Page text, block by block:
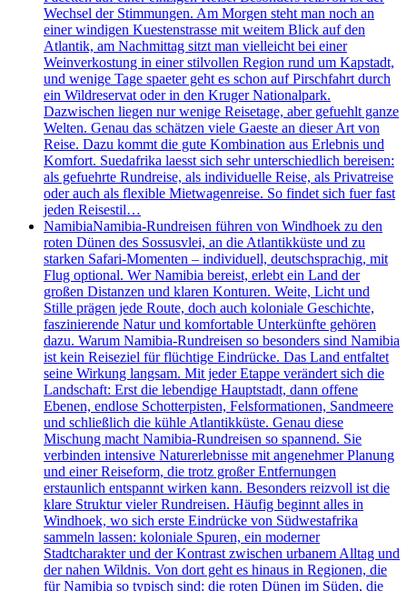
Wechsel der Stimmungen. Am Morgen steht man noch an
einer windigen Kuestenstrasse mit weitem Blick auf den
Atlantik, am Nachmittag sitzt man vielleicht bei einer
Weinverkostung in einer stilvollen Region rund um Kapstadt,
und wenige Tage spaeter geht es schon auf Pirschfahrt durch
ein Wildreservat oder in den Kruger Nationalpark.
Dazwischen liegen nur wenige Reisetage, aber gefuehlt ganze
Welten. Genau das schätzen viele Gaeste an dieser Art von
Reise. Dazu kommt die gute Kombination aus Erlebnis und
Komfort. Suedafrika laesst sich sehr unterschiedlich bereisen:
als gefuehrte Rundreise, als individuelle Reise, als Privatreise
oder auch als flexible Mietwagenreise. So findet sich fuer fast
jeden Reisestil…
NamibiaNamibia-Rundreisen führen von Windhoek zu den
roten Dünen des Sossusvlei, an die Atlantikküste und zu
starken Safari-Momenten – individuell, deutschsprachig, mit
Flug optional. Wer Namibia bereist, erlebt ein Land der
großen Distanzen und klaren Konturen. Weite, Licht und
Stille prägen jede Route, doch auch koloniale Geschichte,
faszinierende Natur und komfortable Unterkünfte gehören
dazu. Warum Namibia-Rundreisen so besonders sind Namibia
ist kein Reiseziel für flüchtige Eindrücke. Das Land entfaltet
seine Wirkung langsam. Mit jeder Etappe verändert sich die
Landschaft: Erst die lebendige Hauptstadt, dann offene
Ebenen, endlose Schotterpisten, Felsformationen, Sandmeere
und schließlich die kühle Atlantikküste. Genau diese
Mischung macht Namibia-Rundreisen so spannend. Sie
verbinden intensive Naturerlebnisse mit angenehmer Planung
und einer Reiseform, die trotz großer Entfernungen
erstaunlich entspannt wirken kann. Besonders reizvoll ist die
klare Struktur vieler Rundreisen. Häufig beginnt alles in
Windhoek, wo sich erste Eindrücke von Südwestafrika
sammeln lassen: koloniale Spuren, ein moderner
Stadtcharakter und der Kontrast zwischen urbanem Alltag und
der nahen Wildnis. Von dort geht es hinaus in Regionen, die
für Namibia so typisch sind: die roten Dünen im Süden, die